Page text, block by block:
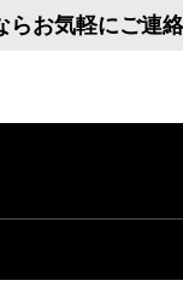
らお気軽にご連